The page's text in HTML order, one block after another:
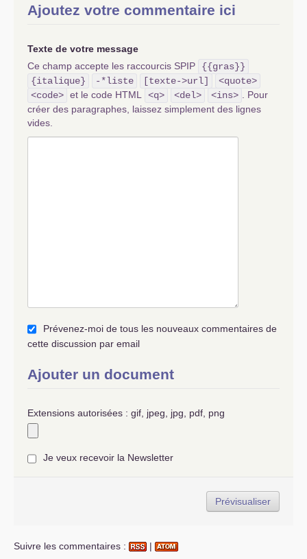
Ajoutez votre commentaire ici
Texte de votre message
Ce champ accepte les raccourcis SPIP
{{gras}}
{italique}
-*liste [texte->url]
<quote>
<code> et le code HTML <q> <del> <ins>
. Pour
créer des paragraphes, laissez simplement des lignes
vides.
Prévenez-moi de tous les nouveaux commentaires de
cette discussion par email
Ajouter un document
Extensions autorisées : gif, jpeg, jpg, pdf, png
Je veux recevoir la Newsletter
Suivre les commentaires : |